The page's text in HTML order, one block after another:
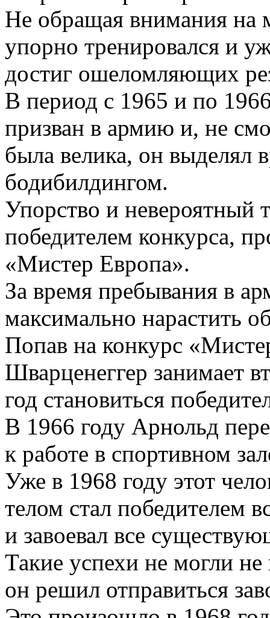
Не обращая внимания на
упорно тренировался и
достиг ошеломляющих
В период с 1965 и по
призван в армию и, не
была велика, он выделял
бодибилдингом.
Упорство и невероятный
победителем конкурса,
«Мистер Европа».
За время пребывания в
максимально нарастить
Попав на конкурс
Шварценеггер занимает
год становиться
В 1966 году Арнольд
к работе в спортивном
Уже в 1968 году этот
телом стал победителем
и завоевал все
Такие успехи не могли
он решил отправиться